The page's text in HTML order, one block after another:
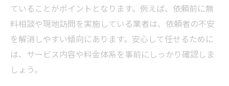
ていることがポイントとなります。例えば、依頼前に無
料相談や現地訪問を実施している業者は、依頼者の不安
を解消しやすい傾向にあります。安心して任せるために
は、サービス内容や料金体系を事前にしっかり確認しま
しょう。